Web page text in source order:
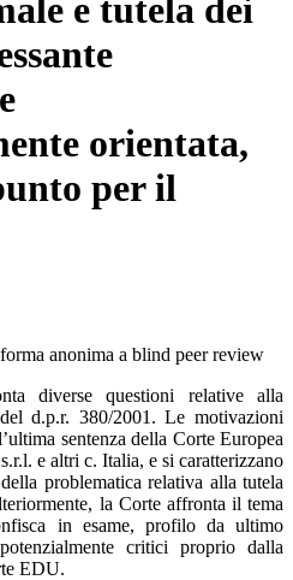
e tutela dei
orientata,
per il
anonima a blind peer review
diverse questioni relative alla
d.p.r. 380/2001. Le motivazioni
sentenza della Corte Europea
e altri c. Italia, e si caratterizzano
problematica relativa alla tutela
la Corte affronta il tema
in esame, profilo da ultimo
critici proprio dalla
EDU.